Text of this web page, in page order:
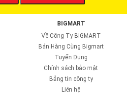
BIGMART
Về Công Ty BIGMART
Bán Hàng Cùng Bigmart
Tuyển Dụng
Chính sách bảo mật
Bảng tin công ty
Liên hệ